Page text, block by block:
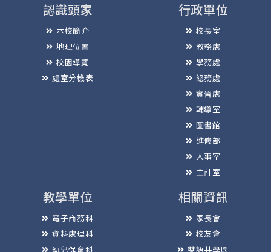
認識頭家
本校簡介
地理位置
校園導覽
處室分機表
行政單位
校長室
教務處
學務處
總務處
實習處
輔導室
圖書館
進修部
人事室
主計室
教學單位
電子商務科
資料處理科
幼兒保育科
相關資訊
家長會
校友會
雙語共學區